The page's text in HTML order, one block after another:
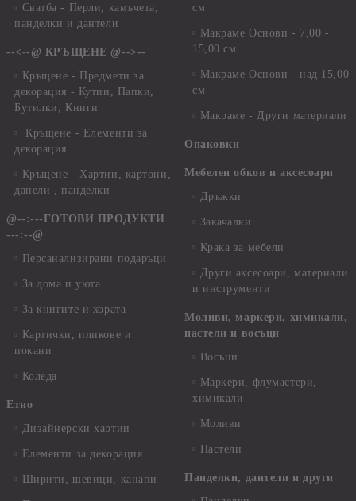
Сватба - Перли, камъчета,
панделки и дантели
--<--@ КРЪЩЕНЕ @-->--
Кръщене - Предмети за
декорация - Кутии, Папки,
Бутилки, Книги
Кръщене - Елементи за
декорация
Кръщене - Хартии, картони,
данели , панделки
@--:---ГОТОВИ ПРОДУКТИ
---:--@
Персанализирани подаръци
За дома и уюта
За книгите и хората
Картички, пликове и
покани
Коледа
Етно
Дизайнерски хартии
Елементи за декорация
Ширити, шевици, канапи
см
Макраме Основи - 7,00 -
15,00 см
Макраме Основи - над 15,00
см
Макраме - Други материали
Опаковки
Мебелен обков и аксесоари
Дръжки
Закачалки
Крака за мебели
Други аксесоари, материали
и инструменти
Моливи, маркери, химикали,
пастели и восъци
Восъци
Маркери, флумастери,
химикали
Моливи
Пастели
Панделки, дантели и други